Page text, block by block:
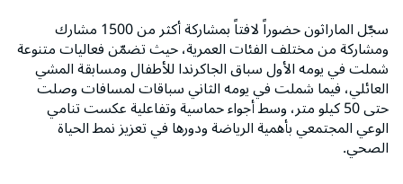
سجّل الماراثون حضوراً لافتاً بمشاركة أكثر من 1500 مشارك
ومشاركة من مختلف الفئات العمرية، حيث تضمّن فعاليات متنوعة
شملت في يومه الأول سباق الجاكرندا للأطفال ومسابقة المشي
العائلي، فيما شملت في يومه الثاني سباقات لمسافات وصلت
حتى 50 كيلو متر، وسط أجواء حماسية وتفاعلية عكست تنامي
الوعي المجتمعي بأهمية الرياضة ودورها في تعزيز نمط الحياة
الصحي.